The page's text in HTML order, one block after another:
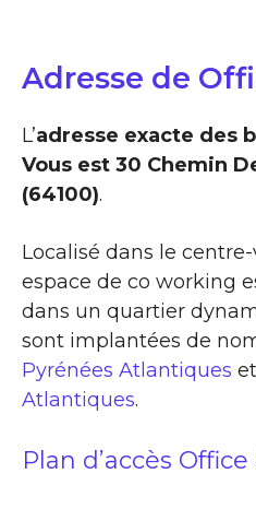
Adresse de
L’adresse exacte des
Vous est 30 Chemin
(64100).
Localisé dans le
espace de co working
dans un quartier
sont implantées de
Pyrénées Atlantiques et
Atlantiques.
Plan d’accès Office